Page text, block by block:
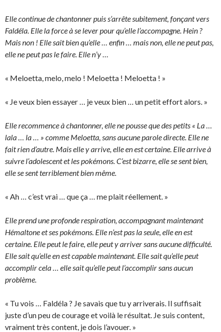
Elle continue de chantonner puis s’arrête subitement, fonçant vers
Faldéla. Elle la force à se lever pour qu’elle l’accompagne. Hein ?
Mais non ! Elle sait bien qu’elle … enfin … mais non, elle ne peut pas,
elle ne peut pas le faire. Elle n’y …
« Meloetta, melo, melo ! Meloetta ! Meloetta ! »
« Je veux bien essayer … je veux bien … un petit effort alors. »
Elle recommence à chantonner, elle ne pousse que des petits « La …
lala … la … » comme Meloetta, sans aucune parole directe. Elle ne
fait rien d’autre. Mais elle y arrive, elle en est certaine. Elle arrive à
suivre l’adolescent et les pokémons. C’est bizarre, elle se sent bien,
elle se sent terriblement bien même.
« Ah … c’est vrai … que ça … me plait réellement. »
Elle prend une profonde respiration, accompagnant maintenant
Hémaltone et ses pokémons. Elle n’est pas la seule, elle en est
certaine. Elle peut le faire, elle peut y arriver sans aucune difficulté.
Elle sait qu’elle en est capable maintenant. Elle sait qu’elle peut
accomplir cela … elle sait qu’elle peut l’accomplir sans aucun
problème.
« Tu vois … Faldéla ? Je savais que tu y arriverais. Il suffisait
juste d’un peu de courage et voilà le résultat. Je suis content,
vraiment très content, je dois l’avouer. »